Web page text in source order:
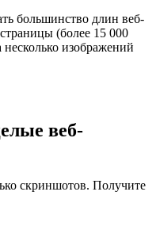
большинство длин веб-
(более 15 000
изображений
веб-
скриншотов. Получите